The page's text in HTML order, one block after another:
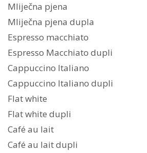
Mliječna pjena
Mliječna pjena dupla
Espresso macchiato
Espresso Macchiato dupli
Cappuccino Italiano
Cappuccino Italiano dupli
Flat white
Flat white dupli
Café au lait
Café au lait dupli